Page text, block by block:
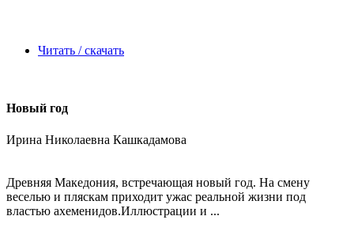
Читать / скачать
Новый год
Ирина Николаевна Кашкадамова
Древняя Македония, встречающая новый год. На смену
веселью и пляскам приходит ужас реальной жизни под
властью ахеменидов.Иллюстрации и ...